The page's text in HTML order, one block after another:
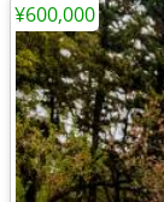
¥600,000